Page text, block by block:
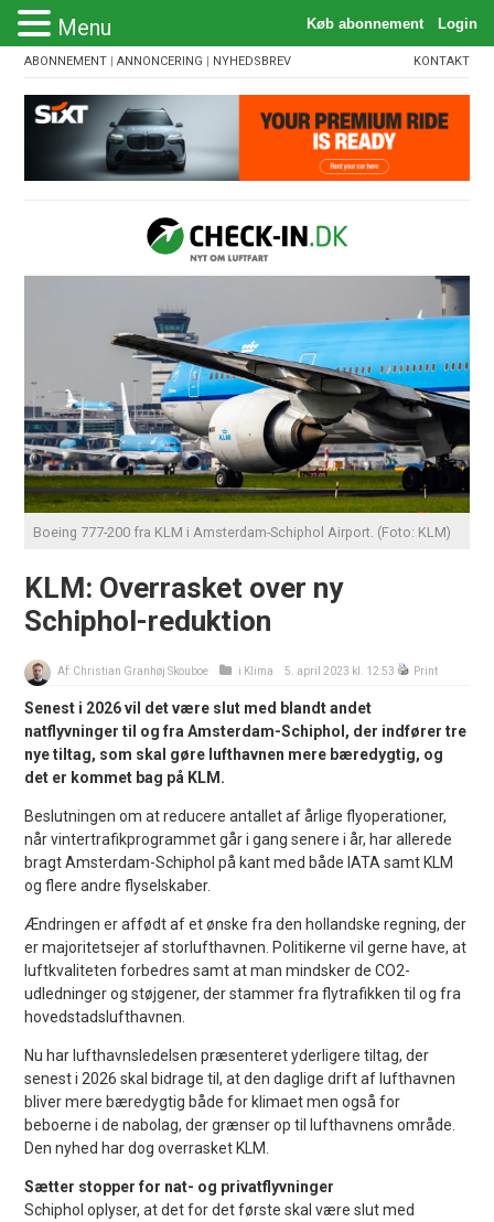
ABONNEMENT |ANNONCERING | NYHEDSBREV KONTAKT
Boeing 777-200 fra KLM i Amsterdam-Schiphol Airport. (Foto: KLM)
KLM: Overrasket over ny
Schiphol-reduktion
Af: Christian Granhøj Skouboe i Klima 5. april 2023 kl. 12:53 Print
Senest i 2026 vil det være slut med blandt andet
natflyvninger til og fra Amsterdam-Schiphol, der indfører tre
nye tiltag, som skal gøre lufthavnen mere bæredygtig, og
det er kommet bag på KLM.
Beslutningen om at reducere antallet af årlige flyoperationer,
når vintertrafikprogrammet går i gang senere i år, har allerede
bragt Amsterdam-Schiphol på kant med både IATA samt KLM
og flere andre flyselskaber.
Ændringen er affødt af et ønske fra den hollandske regning, der
er majoritetsejer af storlufthavnen. Politikerne vil gerne have, at
luftkvaliteten forbedres samt at man mindsker de CO2-
udledninger og støjgener, der stammer fra flytrafikken til og fra
hovedstadslufthavnen.
Nu har lufthavnsledelsen præsenteret yderligere tiltag, der
senest i 2026 skal bidrage til, at den daglige drift af lufthavnen
bliver mere bæredygtig både for klimaet men også for
beboerne i de nabolag, der grænser op til lufthavnens område.
Den nyhed har dog overrasket KLM.
Sætter stopper for nat- og privatflyvninger
Schiphol oplyser, at det for det første skal være slut med
Menu